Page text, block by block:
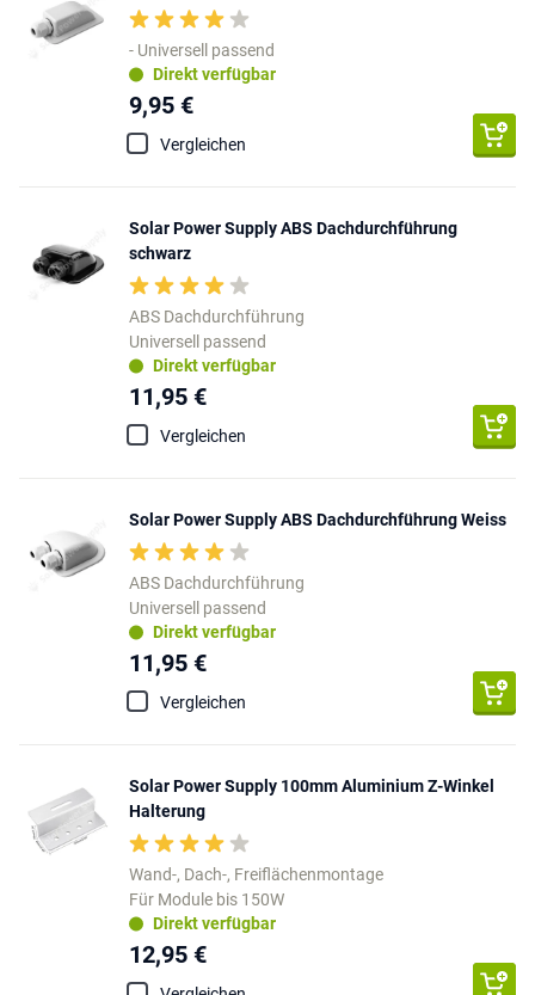
- Universell passend
Direkt verfügbar
9,95 €
Vergleichen
Solar Power Supply ABS Dachdurchführung
schwarz
ABS Dachdurchführung
Universell passend
Direkt verfügbar
11,95 €
Vergleichen
Solar Power Supply ABS Dachdurchführung Weiss
ABS Dachdurchführung
Universell passend
Direkt verfügbar
11,95 €
Vergleichen
Solar Power Supply 100mm Aluminium Z-Winkel
Halterung
Wand-, Dach-, Freiflächenmontage
Für Module bis 150W
Direkt verfügbar
12,95 €